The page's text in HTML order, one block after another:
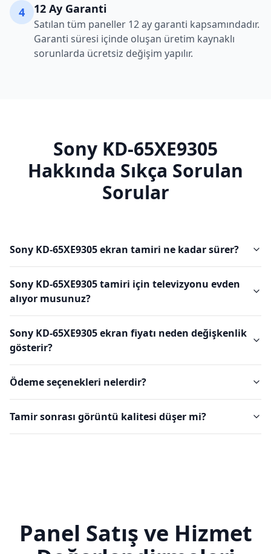
4 12 Ay Garanti
Satılan tüm paneller 12 ay garanti kapsamındadır.
Garanti süresi içinde oluşan üretim kaynaklı
sorunlarda ücretsiz değişim yapılır.
Sony KD-65XE9305
Hakkında Sıkça Sorulan
Sorular
Sony KD-65XE9305 ekran tamiri ne kadar sürer?
Sony KD-65XE9305 tamiri için televizyonu evden
alıyor musunuz?
Sony KD-65XE9305 ekran fiyatı neden değişkenlik
gösterir?
Ödeme seçenekleri nelerdir?
Tamir sonrası görüntü kalitesi düşer mi?
Panel Satış ve Hizmet